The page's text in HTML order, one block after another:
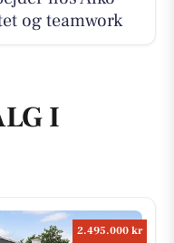
og teamwork
I
2.495.000 kr